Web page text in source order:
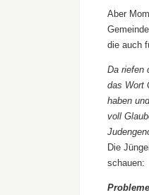
Aber
die auch
Da riefen
das Wort
haben
voll
Die
schauen: